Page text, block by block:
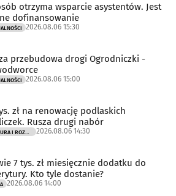
otrzyma wsparcie asystentów. Jest
dofinansowanie
2026.08.06 15:30
przebudowa drogi Ogrodniczki -
2026.08.06 15:00
zł na renowację podlaskich
Rusza drugi nabór
2026.08.06 14:30
7 tys. zł miesięcznie dodatku do
Kto tyle dostanie?
2026.08.06 14:00